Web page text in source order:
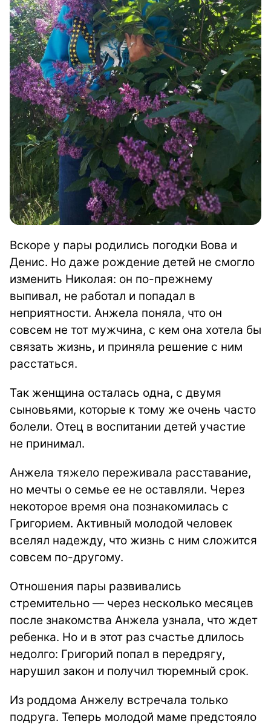
Вскоре у пары родились погодки Вова и
Денис. Но даже рождение детей не смогло
изменить Николая: он по-прежнему
выпивал, не работал и попадал в
неприятности. Анжела поняла, что он
совсем не тот мужчина, с кем она хотела бы
связать жизнь, и приняла решение с ним
расстаться.
Так женщина осталась одна, с двумя
сыновьями, которые к тому же очень часто
болели. Отец в воспитании детей участие
не принимал.
Анжела тяжело переживала расставание,
но мечты о семье ее не оставляли. Через
некоторое время она познакомилась с
Григорием. Активный молодой человек
вселял надежду, что жизнь с ним сложится
совсем по-другому.
Отношения пары развивались
стремительно — через несколько месяцев
после знакомства Анжела узнала, что ждет
ребенка. Но и в этот раз счастье длилось
недолго: Григорий попал в передрягу,
нарушил закон и получил тюремный срок.
Из роддома Анжелу встречала только
подруга. Теперь молодой маме предстояло